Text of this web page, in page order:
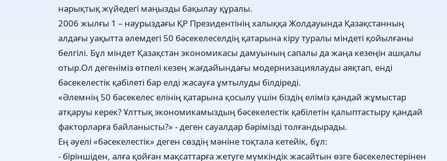
нарықтық жүйедегі маңызды бақылау құралы.
2006 жылғы 1 – наурыздағы ҚР Президентінің халыққа Жолдауында Қазақстанның
алдағы уақытта әлемдегі 50 бәсекелеселдің қатарына кіру туралы міндеті қойылғаны
белгілі. Бұл міндет Қазақстан экономикасы дамуының сапалы да жаңа кезеңін ашқалы
отыр.Ол дегеніміз өтпелі кезең жағдайындағы модернизациялауды аяқтап, енді
бәсекелестік қабілеті бар елді жасауға ұмтылуды білдіреді.
«Әлемнің 50 бәсекелес елінің қатарына қосылу үшін біздің еліміз қандай жұмыстар
атқаруы керек? Ұлттық экономикамыздың бәсекелестік қабілетін қалыптастыру қандай
факторларға байланысты?» - деген сауалдар бәрімізді толғандырады.
Ең әуелі «бәсекелестік» деген сөздің мәніне тоқтала кетейік, бұл:
- біріншіден, алға қойған мақсаттарға жетуге мүмкіндік жасайтын өзге бәсекелестерінен